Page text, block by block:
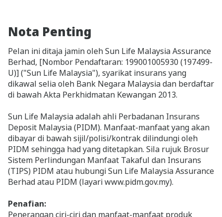
Nota Penting
Pelan ini ditaja jamin oleh Sun Life Malaysia Assurance
Berhad, [Nombor Pendaftaran: 199001005930 (197499-
U)] ("Sun Life Malaysia"), syarikat insurans yang
dikawal selia oleh Bank Negara Malaysia dan berdaftar
di bawah Akta Perkhidmatan Kewangan 2013.
Sun Life Malaysia adalah ahli Perbadanan Insurans
Deposit Malaysia (PIDM). Manfaat-manfaat yang akan
dibayar di bawah sijil/polisi/kontrak dilindungi oleh
PIDM sehingga had yang ditetapkan. Sila rujuk Brosur
Sistem Perlindungan Manfaat Takaful dan Insurans
(TIPS) PIDM atau hubungi Sun Life Malaysia Assurance
Berhad atau PIDM (layari www.pidm.gov.my).
Penafian:
Penerangan ciri-ciri dan manfaat-manfaat produk